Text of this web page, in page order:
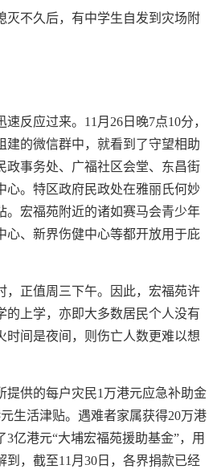
灭不久后，有中学生自发到灾场附
反应过来。11月26日晚7点10分，
建的微信群中，就看到了守望相助
政事务处、广福社区会堂、东昌街
心。特区政府民政处在雅丽氏何妙
。宏福苑附近的诸如赛马会青少年
心、新界伤健中心等都开放用于庇
，正值周三下午。因此，宏福苑许
的上学，亦即大多数居民个人没有
时间是夜间，则伤亡人数更难以想
提供的每户灾民1万港元应急补助金
生活津贴。遇难者家属获得20万港
亿港元“大埔宏福苑援助基金”，用
到，截至11月30日，各界捐款已经